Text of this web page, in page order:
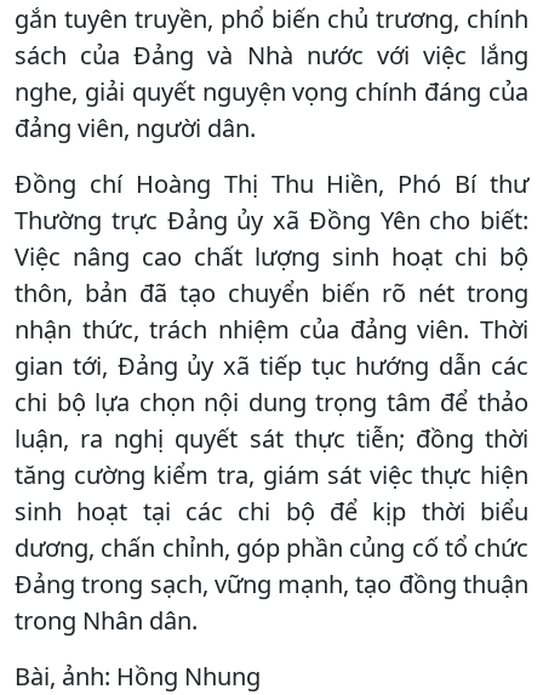
gắn tuyên truyền, phổ biến chủ trương, chính
sách của Đảng và Nhà nước với việc lắng
nghe, giải quyết nguyện vọng chính đáng của
đảng viên, người dân.
Đồng chí Hoàng Thị Thu Hiền, Phó Bí thư
Thường trực Đảng ủy xã Đồng Yên cho biết:
Việc nâng cao chất lượng sinh hoạt chi bộ
thôn, bản đã tạo chuyển biến rõ nét trong
nhận thức, trách nhiệm của đảng viên. Thời
gian tới, Đảng ủy xã tiếp tục hướng dẫn các
chi bộ lựa chọn nội dung trọng tâm để thảo
luận, ra nghị quyết sát thực tiễn; đồng thời
tăng cường kiểm tra, giám sát việc thực hiện
sinh hoạt tại các chi bộ để kịp thời biểu
dương, chấn chỉnh, góp phần củng cố tổ chức
Đảng trong sạch, vững mạnh, tạo đồng thuận
trong Nhân dân.
Bài, ảnh: Hồng Nhung